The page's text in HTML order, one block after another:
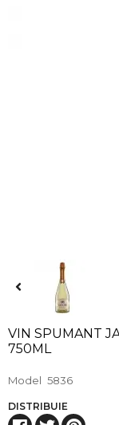
VIN SPUMANT
750ML
Model 5836
DISTRIBUIE